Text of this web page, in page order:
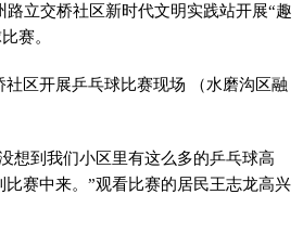
立交桥社区新时代文明实践站开展“趣
赛。
区开展乒乓球比赛现场 （水磨沟区融
想到我们小区里有这么多的乒乓球高
赛中来。”观看比赛的居民王志龙高兴